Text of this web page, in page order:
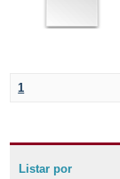
1
Listar por